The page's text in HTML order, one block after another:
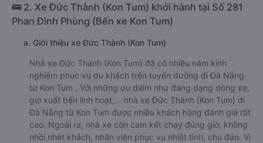
🚌 2. Xe Đức Thành (Kon Tum) khởi hành tại Số 281
Phan Đình Phùng (Bến xe Kon Tum)
a. Giới thiệu xe Đức Thành (Kon Tum)
Nhà xe Đức Thành (Kon Tum) đã có nhiều năm kinh
nghiệm phục vụ du khách trên tuyến đường đi Đà Nẵng
từ Kon Tum . Với những ưu điểm như đang dạng dòng xe,
giờ xuất bến linh hoạt,… nhà xe Đức Thành (Kon Tum) đi
Đà Nẵng từ Kon Tum được nhiều khách hàng đánh giá rất
cao. Ngoài ra, nhà xe còn cam kết chạy đúng giờ, không
nhồi nhét khách, nhân viên phục vụ nhiệt tình, chu đáo. Vì